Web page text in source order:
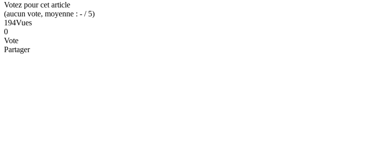
Votez pour cet article
(aucun vote, moyenne : - / 5)
194Vues
0
Vote
Partager